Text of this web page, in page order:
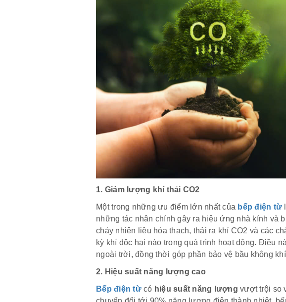
1. Giảm lượng khí thải CO2
Một trong những ưu điểm lớn nhất của bếp điện từ
những tác nhân chính gây ra hiệu ứng nhà kính và
cháy nhiên liệu hóa thạch, thải ra khí CO2 và các
kỳ khí độc hại nào trong quá trình hoạt động. Điều
ngoài trời, đồng thời góp phần bảo vệ bầu không
2. Hiệu suất năng lượng cao
Bếp điện từcó hiệu suất năng lượng vượt trội so